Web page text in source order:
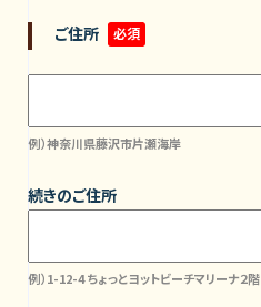
ご住所 必須
例）神奈川県藤沢市片瀬海岸
続きのご住所
例）1-12-4 ちょっとヨットビーチマリーナ２階